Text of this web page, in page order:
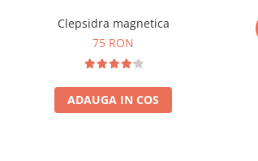
Clepsidra magnetica
75 RON
ADAUGA IN COS